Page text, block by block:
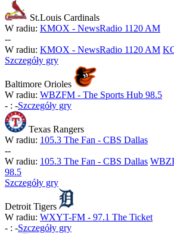
St.Louis Cardinals
W radiu: KMOX - NewsRadio 1120 AM
--
W radiu: KMOX - NewsRadio 1120 AM
Szczegóły gry
Baltimore Orioles
W radiu: WBZFM - The Sports Hub 98.5
- : -Szczegóły gry
Texas Rangers
W radiu: 105.3 The Fan - CBS Dallas
--
W radiu: 105.3 The Fan - CBS Dallas
98.5
Szczegóły gry
Detroit Tigers
W radiu: WXYT-FM - 97.1 The Ticket
- : -Szczegóły gry